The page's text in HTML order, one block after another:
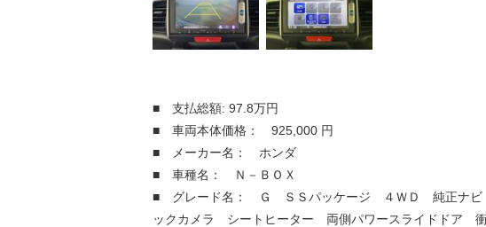
■ 支払総額: 97.8万円
■ 車両本体価格： 925,000 円
■ メーカー名： ホンダ
■ 車種名： Ｎ－ＢＯＸ
■ グレード名： Ｇ ＳＳパッケージ ４ＷＤ 純正ナ
ックカメラ シートヒーター 両側パワースライドドア